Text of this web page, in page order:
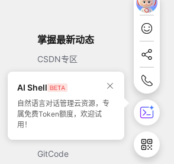
掌握最新动态
CSDN专区
51CTO
GitCode
AI Shell
自然语言对话管理云资源，专
属免费Token额度，欢迎试
用！